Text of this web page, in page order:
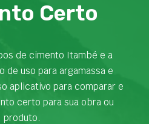
Certo
de cimento Itambé e a
de uso para argamassa e
aplicativo para comparar e
certo para sua obra ou
produto.